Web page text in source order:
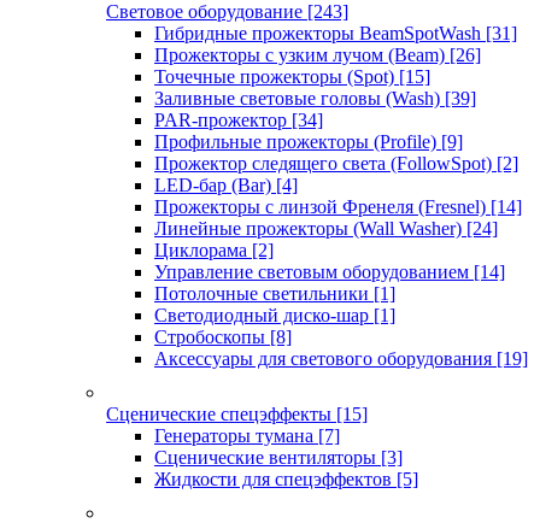
Световое оборудование [243]
Гибридные прожекторы BeamSpotWash [31]
Прожекторы с узким лучом (Beam) [26]
Точечные прожекторы (Spot) [15]
Заливные световые головы (Wash) [39]
PAR-прожектор [34]
Профильные прожекторы (Profile) [9]
Прожектор следящего света (FollowSpot) [2]
LED-бар (Bar) [4]
Прожекторы с линзой Френеля (Fresnel) [14]
Линейные прожекторы (Wall Washer) [24]
Циклорама [2]
Управление световым оборудованием [14]
Потолочные светильники [1]
Светодиодный диско-шар [1]
Стробоскопы [8]
Аксессуары для светового оборудования [19]
Сценические спецэффекты [15]
Генераторы тумана [7]
Сценические вентиляторы [3]
Жидкости для спецэффектов [5]